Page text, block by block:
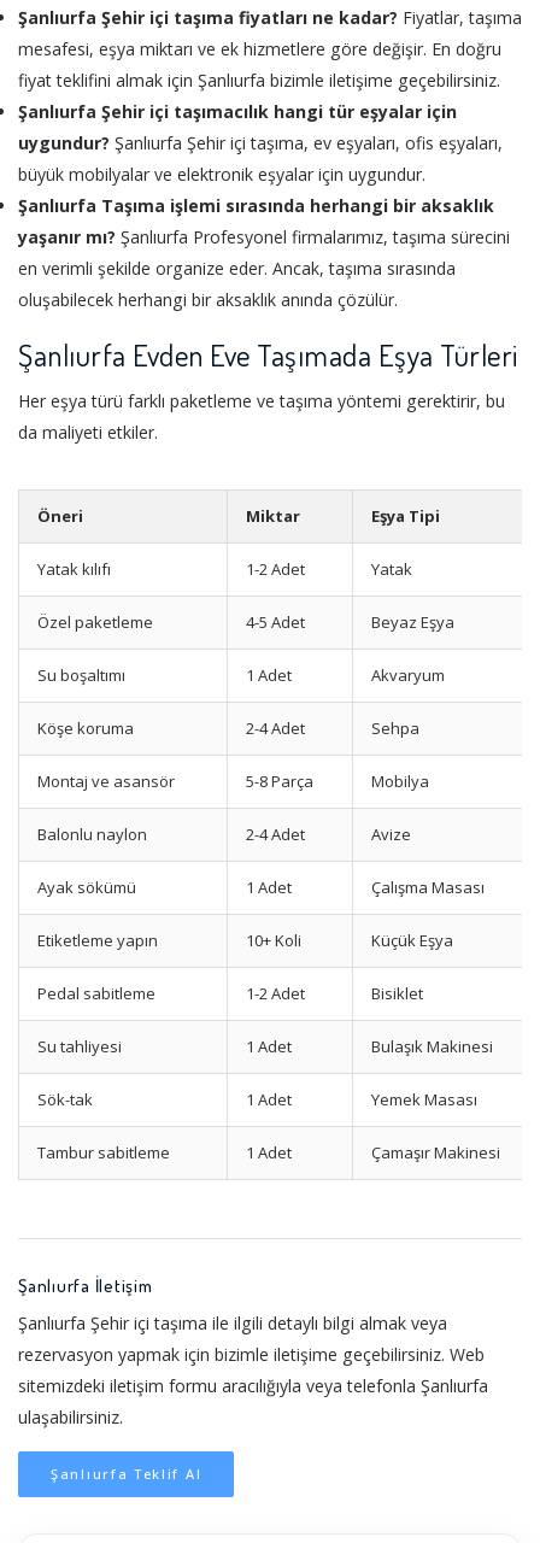
Şanlıurfa Şehir içi taşıma fiyatları ne kadar? Fiyatlar, taşıma
mesafesi, eşya miktarı ve ek hizmetlere göre değişir. En doğru
fiyat teklifini almak için Şanlıurfa bizimle iletişime geçebilirsiniz.
Şanlıurfa Şehir içi taşımacılık hangi tür eşyalar için
uygundur? Şanlıurfa Şehir içi taşıma, ev eşyaları, ofis eşyaları,
büyük mobilyalar ve elektronik eşyalar için uygundur.
Şanlıurfa Taşıma işlemi sırasında herhangi bir aksaklık
yaşanır mı? Şanlıurfa Profesyonel firmalarımız, taşıma sürecini
en verimli şekilde organize eder. Ancak, taşıma sırasında
oluşabilecek herhangi bir aksaklık anında çözülür.
Şanlıurfa Evden Eve Taşımada Eşya Türleri
Her eşya türü farklı paketleme ve taşıma yöntemi gerektirir, bu
da maliyeti etkiler.
Öneri Miktar Eşya Tipi
Yatak kılıfı 1-2 Adet Yatak
Özel paketleme 4-5 Adet Beyaz Eşya
Su boşaltımı 1 Adet Akvaryum
Köşe koruma 2-4 Adet Sehpa
Montaj ve asansör 5-8 Parça Mobilya
Balonlu naylon 2-4 Adet Avize
Ayak sökümü 1 Adet Çalışma Masası
Etiketleme yapın 10+ Koli Küçük Eşya
Pedal sabitleme 1-2 Adet Bisiklet
Su tahliyesi 1 Adet Bulaşık Makinesi
Sök-tak 1 Adet Yemek Masası
Tambur sabitleme 1 Adet Çamaşır Makinesi
Şanlıurfa İletişim
Şanlıurfa Şehir içi taşıma ile ilgili detaylı bilgi almak veya
rezervasyon yapmak için bizimle iletişime geçebilirsiniz. Web
sitemizdeki iletişim formu aracılığıyla veya telefonla Şanlıurfa
ulaşabilirsiniz.
Şanlıurfa Teklif Al